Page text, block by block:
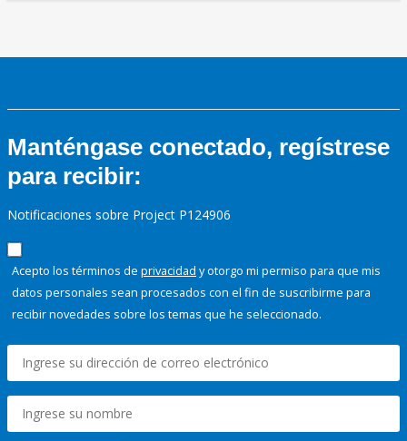
Manténgase conectado, regístrese
para recibir:
Notificaciones sobre Project P124906
Acepto los términos de privacidad y otorgo mi permiso para que mis
datos personales sean procesados con el fin de suscribirme para
recibir novedades sobre los temas que he seleccionado.